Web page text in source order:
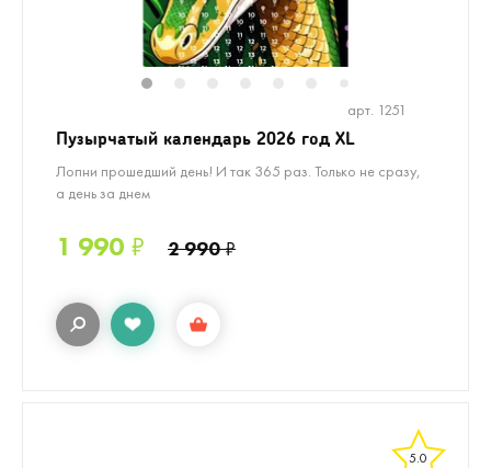
арт. 1251
Пузырчатый календарь 2026 год XL
Лопни прошедший день! И так 365 раз. Только не сразу,
а день за днем
1 990 ₽ 2 990₽
5.0